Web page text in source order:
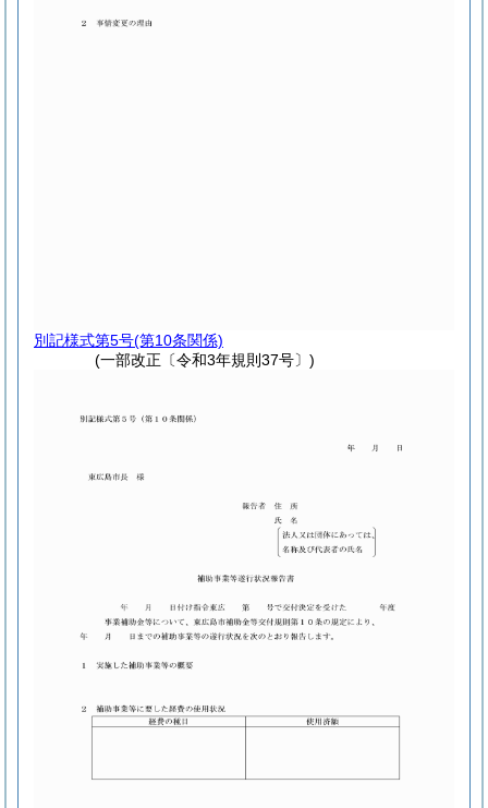
別記様式第5号(第10条関係)
(一部改正〔令和3年規則37号〕)